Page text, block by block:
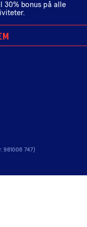
30% bonus på alle
981006 747)